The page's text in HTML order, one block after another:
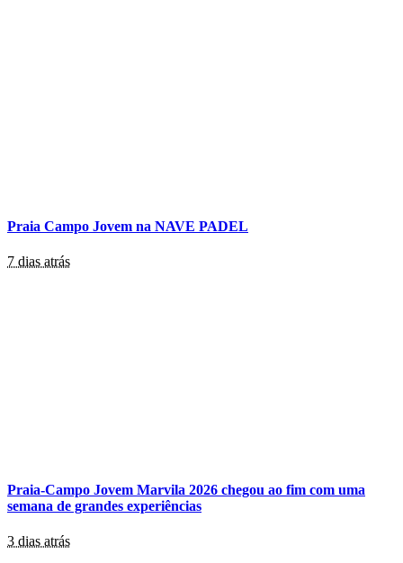
Praia Campo Jovem na NAVE PADEL
7 dias atrás
Praia-Campo Jovem Marvila 2026 chegou ao fim com uma
semana de grandes experiências
3 dias atrás